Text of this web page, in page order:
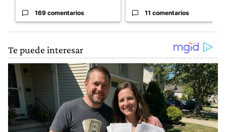
169 comentarios 11 comentarios